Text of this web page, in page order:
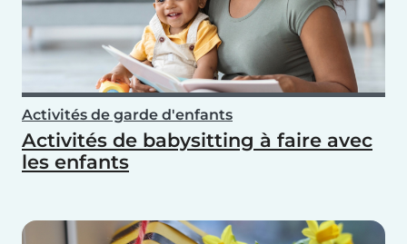
Activités de garde d'enfants
Activités de babysitting à faire avec
les enfants